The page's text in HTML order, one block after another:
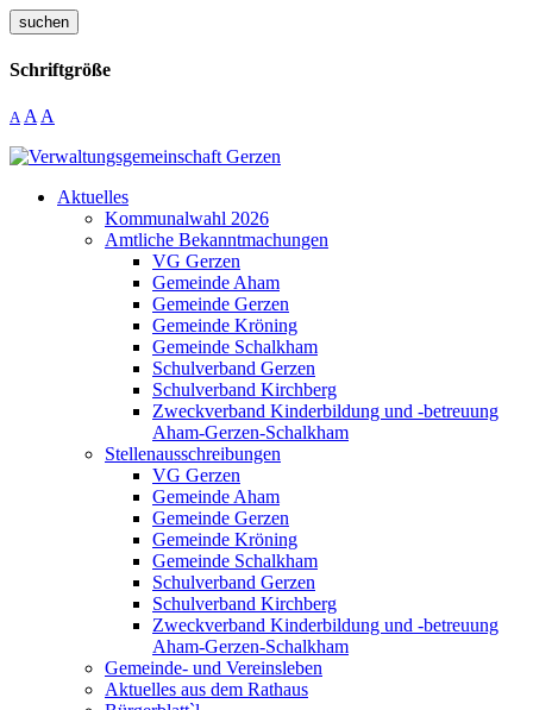
suchen
Schriftgröße
A A A
Aktuelles
Kommunalwahl 2026
Amtliche Bekanntmachungen
VG Gerzen
Gemeinde Aham
Gemeinde Gerzen
Gemeinde Kröning
Gemeinde Schalkham
Schulverband Gerzen
Schulverband Kirchberg
Zweckverband Kinderbildung und -betreuung
Aham-Gerzen-Schalkham
Stellenausschreibungen
VG Gerzen
Gemeinde Aham
Gemeinde Gerzen
Gemeinde Kröning
Gemeinde Schalkham
Schulverband Gerzen
Schulverband Kirchberg
Zweckverband Kinderbildung und -betreuung
Aham-Gerzen-Schalkham
Gemeinde- und Vereinsleben
Aktuelles aus dem Rathaus